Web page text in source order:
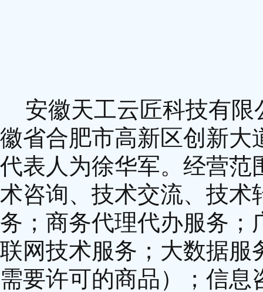
安徽天工云匠科技有限
徽省合肥市高新区创新大
代表人为徐华军。经营范
术咨询、技术交流、技术
务；商务代理代办服务；
联网技术服务；大数据服
需要许可的商品）；信